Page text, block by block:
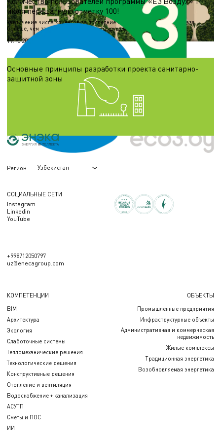
июля перешагнуло отметку 100!
Увеличение числа клиентов за последние полгода составило в 2,5 раза
больше, чем за этот же период в предыдущем году
19.10.2024
Основные принципы разработки проекта санитарно-
защитной зоны
Под понятием «санитарно-защитная зона» имеется в виду территория с
особым режимом использования, размер которой обеспечивает достаточный
уровень безопасности здоровья населения от вредного воздействия
Регион Узбекистан
СОЦИАЛЬНЫЕ СЕТИ
Instagram
Linkedin
YouTube
+998712050797
uz@enecagroup.com
КОМПЕТЕНЦИИ
BIM
Архитектура
Экология
Слаботочные системы
Тепломеханические решения
Технологические решения
Конструктивные решения
Отопление и вентиляция
Водоснабжение + канализация
АСУТП
Сметы и ПОС
ИИ
ОБЪЕКТЫ
Промышленные предприятия
Инфраструктурные объекты
Административная и коммерческая
недвижимость
Жилые комплексы
Традиционная энергетика
Возобновляемая энергетика